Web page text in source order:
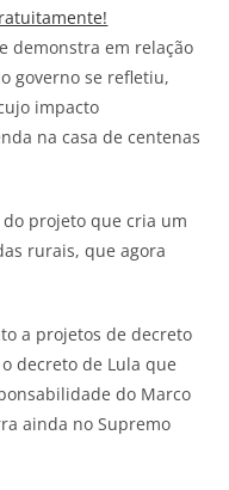
demonstra em relação
governo se refletiu,
impacto
na casa de centenas
projeto que cria um
rurais, que agora
a projetos de decreto
decreto de Lula que
do Marco
ainda no Supremo